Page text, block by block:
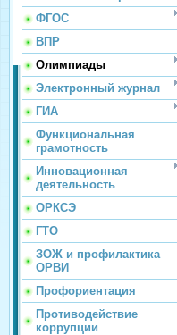
ФГОС
ВПР
Олимпиады
Электронный журнал
ГИА
Функциональная
грамотность
Инновационная
деятельность
ОРКСЭ
ГТО
ЗОЖ и профилактика
ОРВИ
Профориентация
Противодействие
коррупции